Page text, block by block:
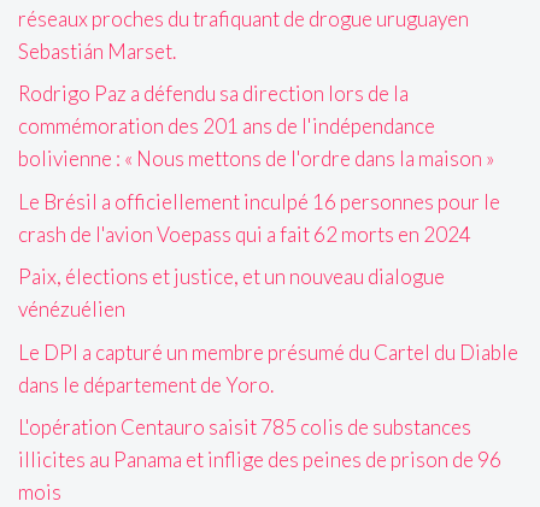
réseaux proches du trafiquant de drogue uruguayen
Sebastián Marset.
Rodrigo Paz a défendu sa direction lors de la
commémoration des 201 ans de l'indépendance
bolivienne : « Nous mettons de l'ordre dans la maison »
Le Brésil a officiellement inculpé 16 personnes pour le
crash de l'avion Voepass qui a fait 62 morts en 2024
Paix, élections et justice, et un nouveau dialogue
vénézuélien
Le DPI a capturé un membre présumé du Cartel du Diable
dans le département de Yoro.
L'opération Centauro saisit 785 colis de substances
illicites au Panama et inflige des peines de prison de 96
mois